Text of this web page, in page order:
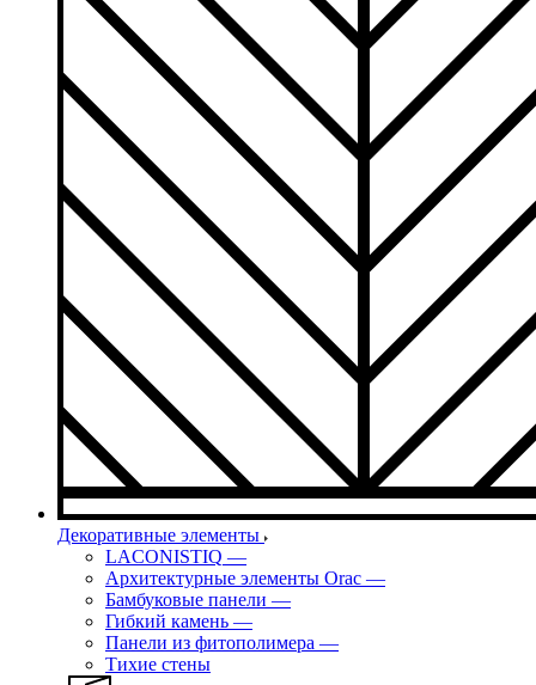
Декоративные элементы
LACONISTIQ —
Архитектурные элементы Orac —
Бамбуковые панели —
Гибкий камень —
Панели из фитополимера —
Тихие стены